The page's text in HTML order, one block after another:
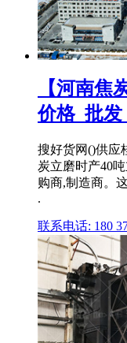
【河南焦
价格_批发
搜好货网()供应
炭立磨时产40
购商,制造商。
.
联系电话: 180